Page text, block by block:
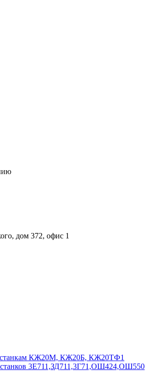
дом 372, офис 1
станкам КЖ20М, КЖ20Б, КЖ20ТФ1
3Е711,ЗД711,3Г71,ОШ424,ОШ550